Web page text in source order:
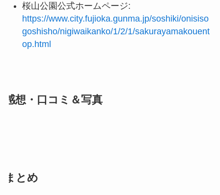
桜山公園公式ホームページ:
https://www.city.fujioka.gunma.jp/soshiki/onisiso
goshisho/nigiwaikanko/1/2/1/sakurayamakouent
op.html
感想・口コミ＆写真
まとめ